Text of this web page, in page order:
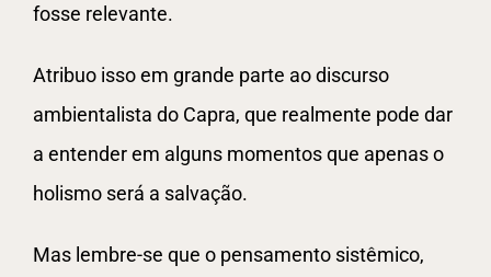
fosse relevante.
Atribuo isso em grande parte ao discurso
ambientalista do Capra, que realmente pode dar
a entender em alguns momentos que apenas o
holismo será a salvação.
Mas lembre-se que o pensamento sistêmico,